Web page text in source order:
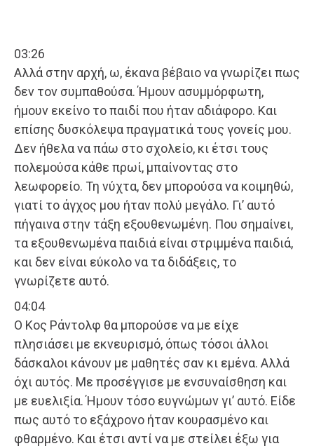
03:26
Αλλά στην αρχή, ω, έκανα βέβαιο να γνωρίζει πως
δεν τον συμπαθούσα. Ήμουν ασυμμόρφωτη,
ήμουν εκείνο το παιδί που ήταν αδιάφορο. Και
επίσης δυσκόλεψα πραγματικά τους γονείς μου.
Δεν ήθελα να πάω στο σχολείο, κι έτσι τους
πολεμούσα κάθε πρωί, μπαίνοντας στο
λεωφορείο. Τη νύχτα, δεν μπορούσα να κοιμηθώ,
γιατί το άγχος μου ήταν πολύ μεγάλο. Γι’ αυτό
πήγαινα στην τάξη εξουθενωμένη. Που σημαίνει,
τα εξουθενωμένα παιδιά είναι στριμμένα παιδιά,
και δεν είναι εύκολο να τα διδάξεις, το
γνωρίζετε αυτό.
04:04
Ο Κος Ράντολφ θα μπορούσε να με είχε
πλησιάσει με εκνευρισμό, όπως τόσοι άλλοι
δάσκαλοι κάνουν με μαθητές σαν κι εμένα. Αλλά
όχι αυτός. Με προσέγγισε με ενσυναίσθηση και
με ευελιξία. Ήμουν τόσο ευγνώμων γι’ αυτό. Είδε
πως αυτό το εξάχρονο ήταν κουρασμένο και
φθαρμένο. Και έτσι αντί να με στείλει έξω για